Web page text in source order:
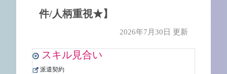
件/人柄重視★】
2026年7月30日 更新
スキル見合い
派遣契約